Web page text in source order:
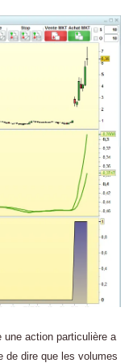
action particulière a
de dire que les volumes